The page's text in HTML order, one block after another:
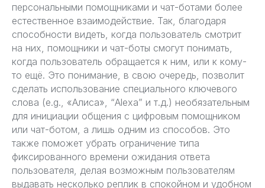
персональными помощниками и чат-ботами более
естественное взаимодействие. Так, благодаря
способности видеть, когда пользователь смотрит
на них, помощники и чат-боты смогут понимать,
когда пользователь обращается к ним, или к кому-
то ещё. Это понимание, в свою очередь, позволит
сделать использование специального ключевого
слова (e.g., «Алиса», “Alexa” и т.д.) необязательным
для инициации общения с цифровым помощником
или чат-ботом, а лишь одним из способов. Это
также поможет убрать ограничение типа
фиксированного времени ожидания ответа
пользователя, делая возможным пользователям
выдавать несколько реплик в спокойном и удобном